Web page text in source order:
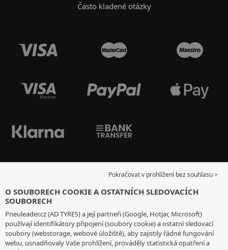
Často kladené otázky
Pokračovat v prohlížení bez souhlasu >
O SOUBORECH COOKIE A OSTATNÍCH SLEDOVACÍCH
SOUBORECH
Pneuleader.cz (AD TYRES) a její partneři (Google, Hotjar, Microsoft)
používají identifikátory připojení (soubory cookie) a ostatní sledovací
soubory (webstorage, webové úložiště), aby zajistily řádné fungování
webu, usnadňovaly Vaše prohlížení, prováděly statistická opatření a